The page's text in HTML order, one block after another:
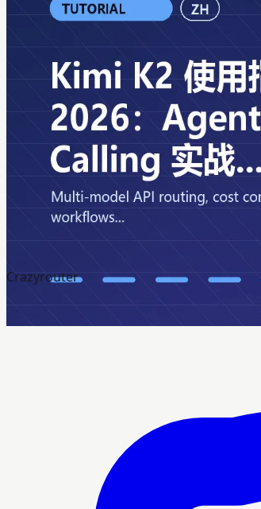
Crazyrouter